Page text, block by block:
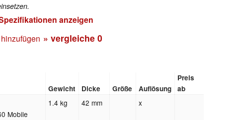
anzeigen
» vergleiche 0
Gewicht Dicke Größe Auflösung
Preis
ab
Mobile
1.4 kg 42 mm x